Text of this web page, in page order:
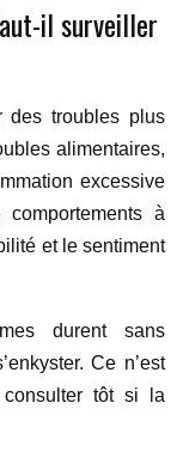
il surveiller
des troubles plus
alimentaires,
excessive
comportements à
et le sentiment
durent sans
Ce n’est
tôt si la